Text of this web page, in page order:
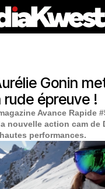
Gonin
épreuve !
Avance Rapide
nouvelle action cam de
performances.